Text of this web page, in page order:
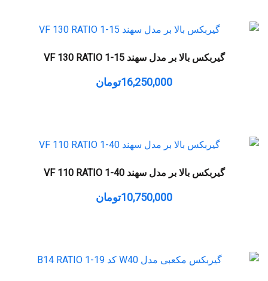
گیربکس بالا بر مدل سهند VF 130 RATIO 1-15
16,250,000تومان
گیربکس بالا بر مدل سهند VF 110 RATIO 1-40
10,750,000تومان